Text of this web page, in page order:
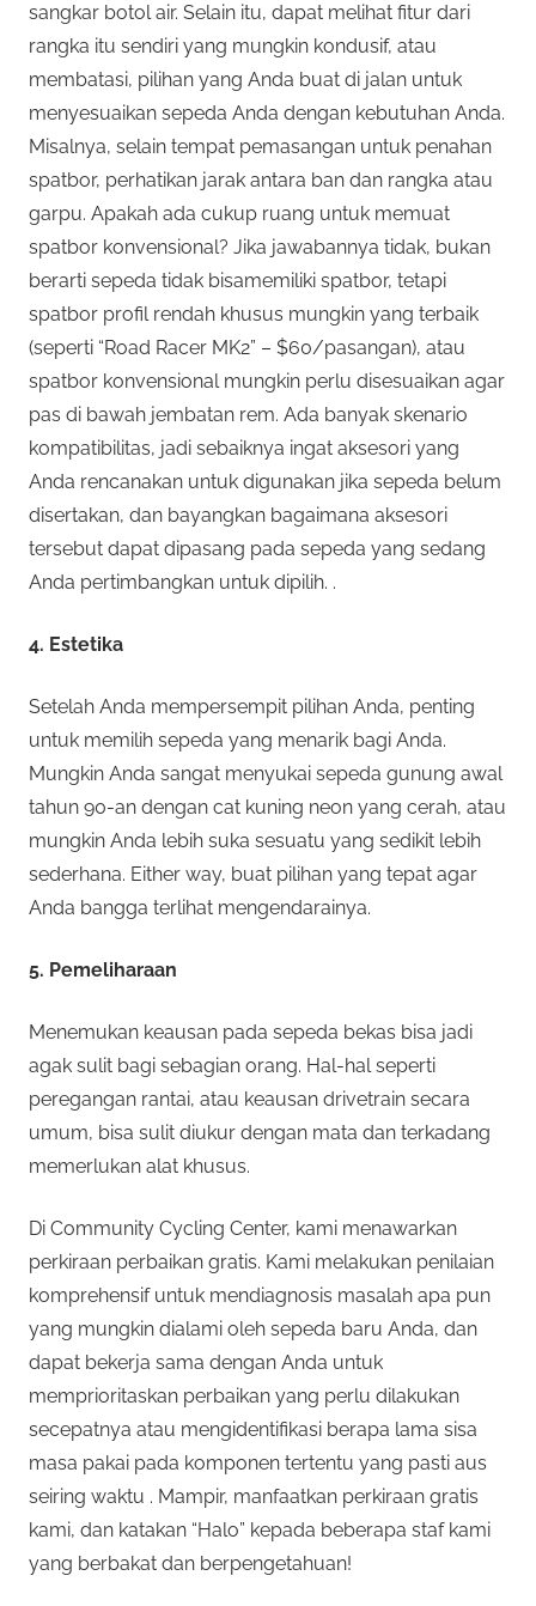
sangkar botol air. Selain itu, dapat melihat fitur dari
rangka itu sendiri yang mungkin kondusif, atau
membatasi, pilihan yang Anda buat di jalan untuk
menyesuaikan sepeda Anda dengan kebutuhan Anda.
Misalnya, selain tempat pemasangan untuk penahan
spatbor, perhatikan jarak antara ban dan rangka atau
garpu. Apakah ada cukup ruang untuk memuat
spatbor konvensional? Jika jawabannya tidak, bukan
berarti sepeda tidak bisamemiliki spatbor, tetapi
spatbor profil rendah khusus mungkin yang terbaik
(seperti “Road Racer MK2” – $60/pasangan), atau
spatbor konvensional mungkin perlu disesuaikan agar
pas di bawah jembatan rem. Ada banyak skenario
kompatibilitas, jadi sebaiknya ingat aksesori yang
Anda rencanakan untuk digunakan jika sepeda belum
disertakan, dan bayangkan bagaimana aksesori
tersebut dapat dipasang pada sepeda yang sedang
Anda pertimbangkan untuk dipilih. .
4. Estetika
Setelah Anda mempersempit pilihan Anda, penting
untuk memilih sepeda yang menarik bagi Anda.
Mungkin Anda sangat menyukai sepeda gunung awal
tahun 90-an dengan cat kuning neon yang cerah, atau
mungkin Anda lebih suka sesuatu yang sedikit lebih
sederhana. Either way, buat pilihan yang tepat agar
Anda bangga terlihat mengendarainya.
5. Pemeliharaan
Menemukan keausan pada sepeda bekas bisa jadi
agak sulit bagi sebagian orang. Hal-hal seperti
peregangan rantai, atau keausan drivetrain secara
umum, bisa sulit diukur dengan mata dan terkadang
memerlukan alat khusus.
Di Community Cycling Center, kami menawarkan
perkiraan perbaikan gratis. Kami melakukan penilaian
komprehensif untuk mendiagnosis masalah apa pun
yang mungkin dialami oleh sepeda baru Anda, dan
dapat bekerja sama dengan Anda untuk
memprioritaskan perbaikan yang perlu dilakukan
secepatnya atau mengidentifikasi berapa lama sisa
masa pakai pada komponen tertentu yang pasti aus
seiring waktu . Mampir, manfaatkan perkiraan gratis
kami, dan katakan “Halo” kepada beberapa staf kami
yang berbakat dan berpengetahuan!